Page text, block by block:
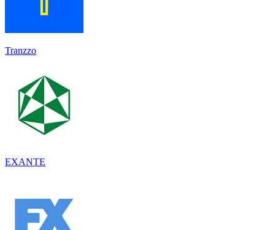
Tranzzo
EXANTE